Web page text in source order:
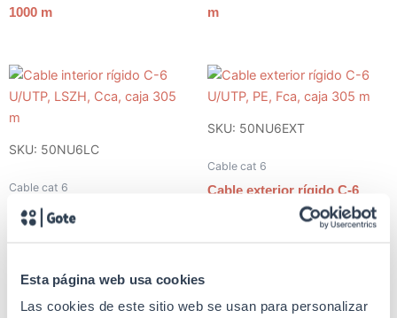
Esta página web usa cookies
Las cookies de este sitio web se usan para personalizar
1000 m
m
SKU: 50NU6LC
Cable cat 6
Cable interior rígido C-6
SKU: 50NU6EXT
Cable cat 6
Cable exterior rígido C-6
U/UTP, PE, Fca, caja 305 m